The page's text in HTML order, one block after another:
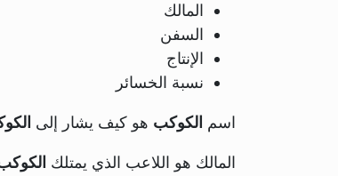
المالك
السفن
الإنتاج
نسبة الخسائر
اسم الكوكب هو كيف يشار إلى
المالك هو اللاعب الذي يمتلك